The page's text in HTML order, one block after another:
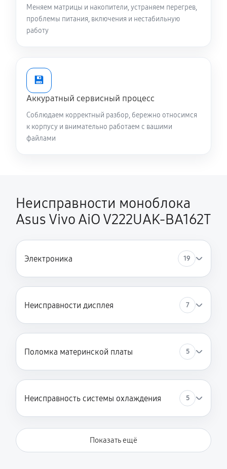
Меняем матрицы и накопители, устраняем перегрев,
проблемы питания, включения и нестабильную
работу
💾
Аккуратный сервисный процесс
Соблюдаем корректный разбор, бережно относимся
к корпусу и внимательно работаем с вашими
файлами
Неисправности моноблока
Asus Vivo AiO V222UAK-BA162T
Электроника 19
Неисправности дисплея 7
Поломка материнской платы 5
Неисправность системы охлаждения 5
Показать ещё